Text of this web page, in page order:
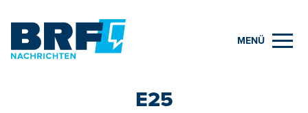
MENÜ
E25